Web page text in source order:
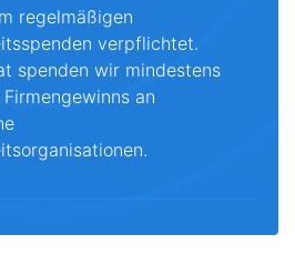
regelmäßigen
verpflichtet.
spenden wir mindestens
an